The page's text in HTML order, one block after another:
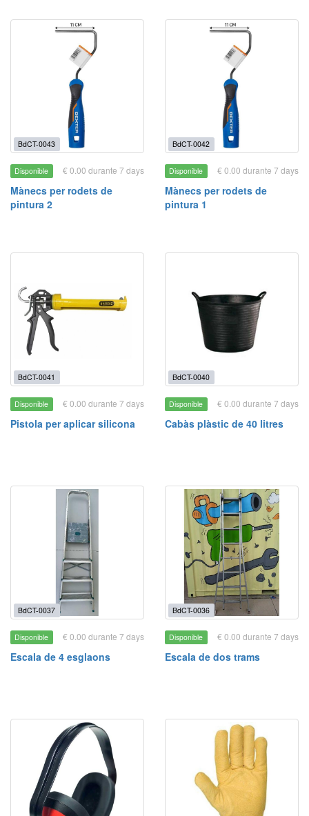
BdCT-0043
Disponible € 0.00 durante 7 days
Mànecs per rodets de
pintura 2
BdCT-0042
Disponible € 0.00 durante 7 days
Mànecs per rodets de
pintura 1
BdCT-0041
Disponible € 0.00 durante 7 days
Pistola per aplicar silicona
BdCT-0040
Disponible € 0.00 durante 7 days
Cabàs plàstic de 40 litres
BdCT-0037
Disponible € 0.00 durante 7 days
Escala de 4 esglaons
BdCT-0036
Disponible € 0.00 durante 7 days
Escala de dos trams